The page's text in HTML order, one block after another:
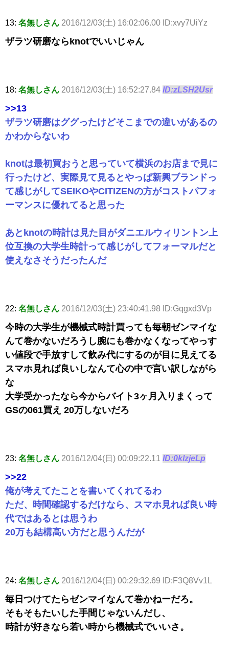
13: 名無しさん 2016/12/03(土) 16:02:06.00 ID:xvy7UiYz
ザラツ研磨ならknotでいいじゃん
18: 名無しさん 2016/12/03(土) 16:52:27.84 ID:zLSH2Usr
>>13
ザラツ研磨はググったけどそこまでの違いがあるの
かわからないわ
knotは最初買おうと思っていて横浜のお店まで見に
行ったけど、実際見て見るとやっぱ新興ブランドっ
て感じがしてSEIKOやCITIZENの方がコストパフォ
ーマンスに優れてると思った
あとknotの時計は見た目がダニエルウィリントン上
位互換の大学生時計って感じがしてフォーマルだと
使えなさそうだったんだ
22: 名無しさん 2016/12/03(土) 23:40:41.98 ID:Gqgxd3Vp
今時の大学生が機械式時計買っても毎朝ゼンマイな
んて巻かないだろうし腕にも巻かなくなってやっす
い値段で手放すして飲み代にするのが目に見えてる
スマホ見れば良いしなんて心の中で言い訳しながら
な
大学受かったなら今からバイト3ヶ月入りまくって
GSの061買え 20万しないだろ
23: 名無しさん 2016/12/04(日) 00:09:22.11 ID:0klzjeLp
>>22
俺が考えてたことを書いてくれてるわ
ただ、時間確認するだけなら、スマホ見れば良い時
代ではあるとは思うわ
20万も結構高い方だと思うんだが
24: 名無しさん 2016/12/04(日) 00:29:32.69 ID:F3Q8Vv1L
毎日つけてたらゼンマイなんて巻かねーだろ。
そもそもたいした手間じゃないんだし、
時計が好きなら若い時から機械式でいいさ。